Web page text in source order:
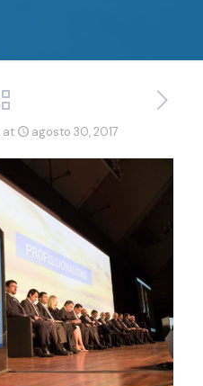
at agosto 30, 2017